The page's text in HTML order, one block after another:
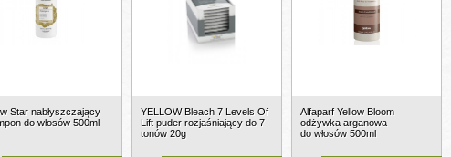
Star nabłyszczający
do włosów 500ml
YELLOW Bleach 7 Levels Of
Lift puder rozjaśniający do 7
tonów 20g
Alfaparf Yellow Bloom
odżywka arganowa
do włosów 500ml